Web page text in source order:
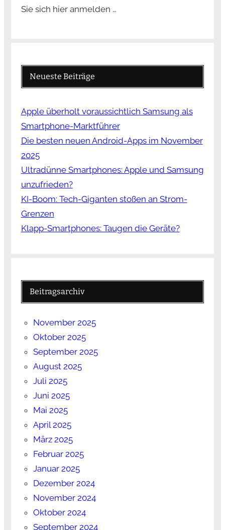
Sie sich hier anmelden …
Neueste Beiträge
Apple überholt voraussichtlich Samsung als
Smartphone-Marktführer
Die besten neuen Android-Apps im November
2025
Ultradünne Smartphones: Apple und Samsung
unzufrieden?
KI-Boom: Tech-Giganten stoßen an Strom-
Grenzen
Klapp-Smartphones: Taugen die Geräte?
Beitragsarchiv
November 2025
Oktober 2025
September 2025
August 2025
Juli 2025
Juni 2025
Mai 2025
April 2025
März 2025
Februar 2025
Januar 2025
Dezember 2024
November 2024
Oktober 2024
September 2024